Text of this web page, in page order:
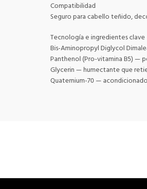
Compatibilidad
Seguro para cabello teñido,
Tecnología e ingredientes clave
Bis-Aminopropyl Diglycol
Panthenol (Pro-vitamina B5) —
Glycerin — humectante que
Quaternium-70 —